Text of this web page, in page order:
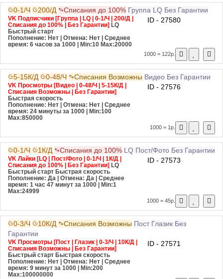
0-1/Ч 200/Д Списания до 100% Группа LQ Без Гарантии
VK Подписчики [Группа | LQ | 0-1/Ч | 200/Д |
Списания до 100% | Без Гарантии] LQ
Быстрый старт
Пополнение: Нет | Отмена: Нет | Среднее
время: 6 часов за 1000
| Min:10 Max:20000
ID - 27580
1000 = 122р.
5-15К/Д 0-48/Ч Списания Возможны Видео Без Гарантии
VK Просмотры [Видео | 0-48/Ч | 5-15К/Д |
Списания Возможны | Без Гарантии]
Быстрая скорость
Пополнение: Нет | Отмена: Нет | Среднее
время: 24 минуты за 1000
| Min:100
Max:850000
ID - 27576
1000 = 1р.
0-1/Ч 1К/Д Списания до 100% LQ Пост/Фото Без Гарантии
VK Лайки [LQ | Пост/Фото | 0-1/Ч | 1К/Д |
Списания до 100% | Без Гарантии] LQ
Быстрый старт Быстрая скорость
Пополнение: Да | Отмена: Да | Среднее
время: 1 час 47 минут за 1000
| Min:1
Max:24999
ID - 27573
1000 = 45р.
0-3/Ч 10К/Д Списания Возможны Пост Глазик Без
Гарантии
VK Просмотры [Пост | Глазик | 0-3/Ч | 10К/Д |
Списания Возможны | Без Гарантии]
Быстрый старт Быстрая скорость
Пополнение: Нет | Отмена: Нет | Среднее
время: 9 минут за 1000
| Min:200
Max:100000000
ID - 27571